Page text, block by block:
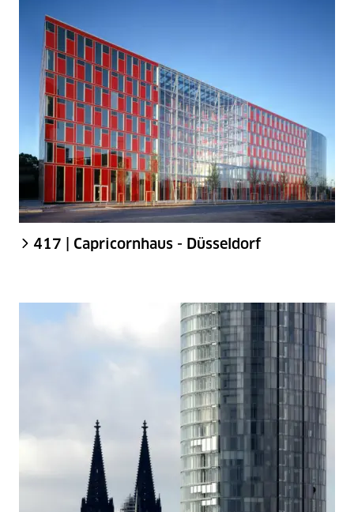
417 | Capricornhaus - Düsseldorf